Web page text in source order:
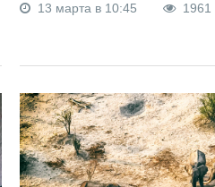
13 марта в 10:45 1961